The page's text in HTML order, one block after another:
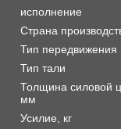
исполнение
Страна
Тип передвижения
Тип тали
Толщина силовой
мм
Усилие, кг